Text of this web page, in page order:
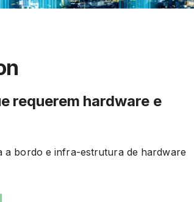
requerem hardware e
a bordo e infra-estrutura de hardware